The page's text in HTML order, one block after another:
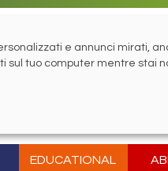
EDUCATIONAL
e annunci mirati,
sul tuo computer mentre stai